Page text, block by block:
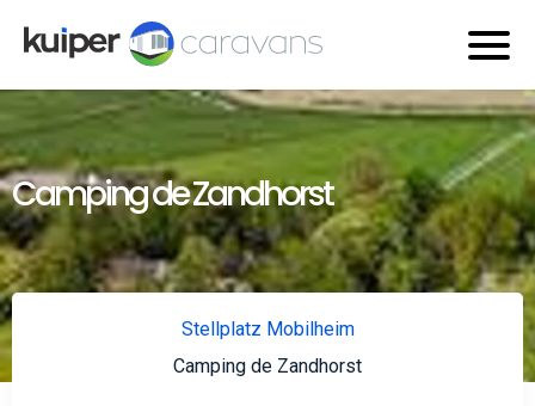
Camping de Zandhorst
Stellplatz Mobilheim
Camping de Zandhorst